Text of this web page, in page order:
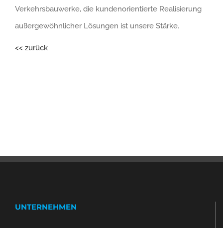
Verkehrsbauwerke, die kundenorientierte Realisierung
außergewöhnlicher Lösungen ist unsere Stärke.
<< zurück
UNTERNEHMEN